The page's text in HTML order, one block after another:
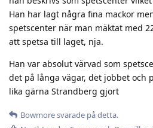
Han har lagt några fina mackor
spetscenter när man mäktat med
att spetsa till laget, nja.
Han var absolut värvad som
det på långa vägar, det jobbet och
lika gärna Strandberg gjort
Bowmoresvarade på detta.